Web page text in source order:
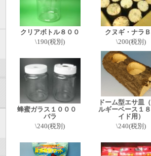
クリアボトル８００
\190(税別)
クヌギ・ナラ
\200(税別)
蜂蜜ガラス１０００
バラ
\240(税別)
ドーム型エサ皿
ルギーベース１
イド用）
\240(税別)